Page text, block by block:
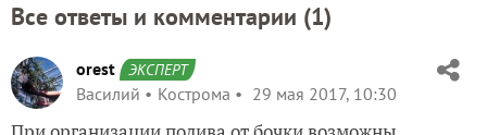
Все ответы и комментарии (1)
orest ЭКСПЕРТ
Василий Кострома 29 мая 2017, 10:30